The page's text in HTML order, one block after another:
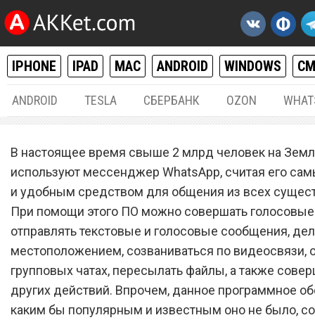
IPHONE IPAD MAC ANDROID WINDOWS
ANDROID TESLA СБЕРБАНК OZON
Google запустила
WhatsApp с
работы без интернета
В настоящее время свыше 2 млрд человек на
используют мессенджер WhatsApp, считая его
и удобным средством для общения из всех
При помощи этого ПО можно совершать голосовые
отправлять текстовые и голосовые сообщения,
местоположением, созваниваться по видеосвязи,
групповых чатах, пересылать файлы, а также
других действий. Впрочем, данное программное
каким бы популярным и известным оно не было,